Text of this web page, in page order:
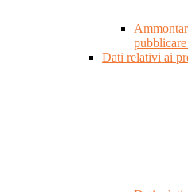
Dati relativi ai